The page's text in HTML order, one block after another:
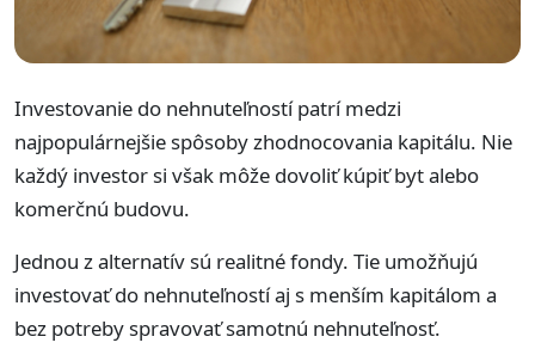
Investovanie do nehnuteľností patrí medzi
najpopulárnejšie spôsoby zhodnocovania kapitálu. Nie
každý investor si však môže dovoliť kúpiť byt alebo
komerčnú budovu.
Jednou z alternatív sú realitné fondy. Tie umožňujú
investovať do nehnuteľností aj s menším kapitálom a
bez potreby spravovať samotnú nehnuteľnosť.